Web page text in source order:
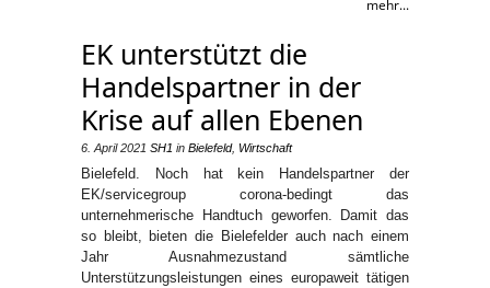
mehr...
EK unterstützt die
Handelspartner in der
Krise auf allen Ebenen
6. April 2021 SH1 in Bielefeld, Wirtschaft
Bielefeld. Noch hat kein Handelspartner der
EK/servicegroup corona-bedingt das
unternehmerische Handtuch geworfen. Damit das
so bleibt, bieten die Bielefelder auch nach einem
Jahr Ausnahmezustand sämtliche
Unterstützungsleistungen eines europaweit tätigen